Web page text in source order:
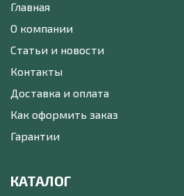
Главная
О компании
Статьи и новости
Контакты
Доставка и оплата
Как оформить заказ
Гарантии
КАТАЛОГ